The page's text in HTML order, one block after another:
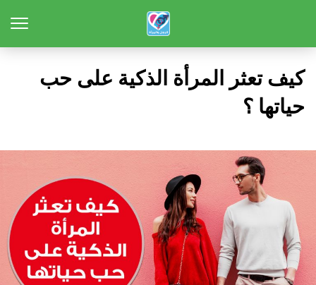
كيف تعثر المرأة الذكية على حب
حياتها ؟